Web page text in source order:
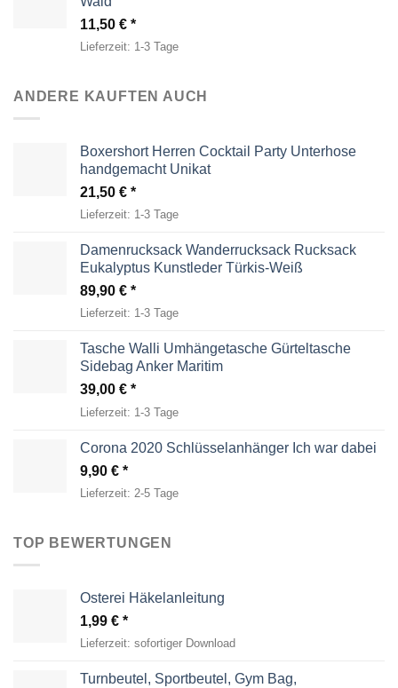
11,50 €
Lieferzeit: 1-3 Tage
ANDERE KAUFTEN AUCH
Boxershort Herren Cocktail Party Unterhose
handgemacht Unikat
21,50 €
Lieferzeit: 1-3 Tage
Damenrucksack Wanderrucksack Rucksack
Eukalyptus Kunstleder Türkis-Weiß
89,90 €
Lieferzeit: 1-3 Tage
Tasche Walli Umhängetasche Gürteltasche
Sidebag Anker Maritim
39,00 €
Lieferzeit: 1-3 Tage
Corona 2020 Schlüsselanhänger Ich war dabei
9,90 €
Lieferzeit: 2-5 Tage
TOP BEWERTUNGEN
Osterei Häkelanleitung
1,99 €
Lieferzeit: sofortiger Download
Turnbeutel, Sportbeutel, Gym Bag,